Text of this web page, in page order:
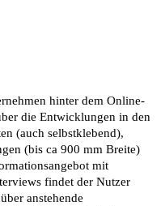
hinter dem Online-
die Entwicklungen in den
(auch selbstklebend),
(bis ca 900 mm Breite)
mit
findet der Nutzer
anstehende